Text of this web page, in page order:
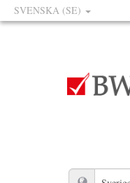
SVENSKA (SE)